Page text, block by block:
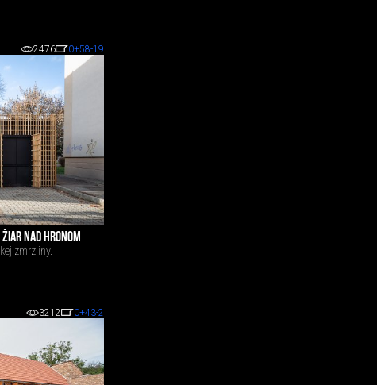
2476 0+58-19
NAD HRONOM
zmrzliny.
3212 0+43-2